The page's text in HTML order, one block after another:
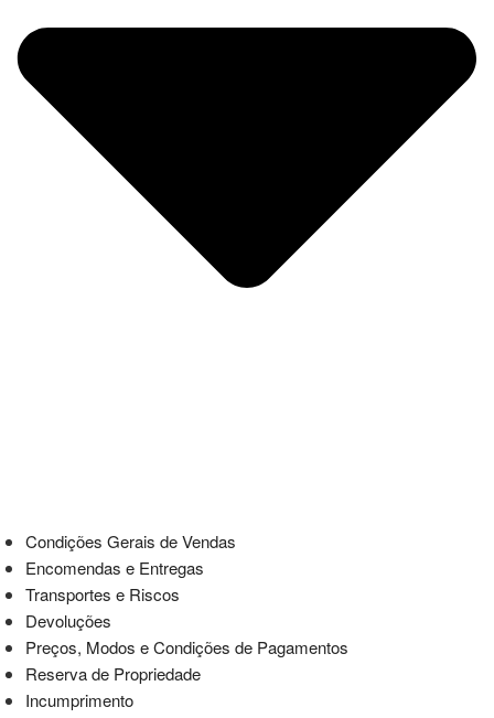
Condições Gerais de Vendas
Encomendas e Entregas
Transportes e Riscos
Devoluções
Preços, Modos e Condições de Pagamentos
Reserva de Propriedade
Incumprimento